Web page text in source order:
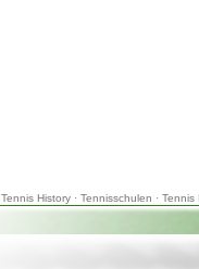
Tennis History· Tennisschulen · Tennis